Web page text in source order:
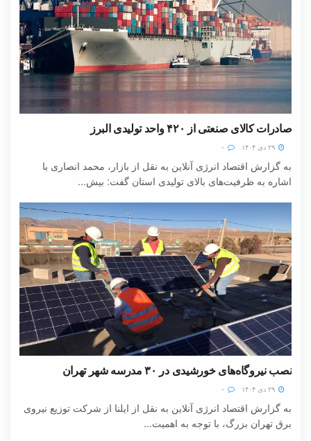
صادرات کالای صنعتی از ۴۲۰ واحد تولیدی البرز
به گزارش اقتصاد انرژی آنلاین به نقل از بازار، محمد انصاری با
اشاره به ظرفیت‌های بالای تولیدی استان گفت: بیش...
نصب نیروگاه‌های خورشیدی در ۳۰ مدرسه شهر تهران
به گزارش اقتصاد انرژی آنلاین به نقل از ایلنا از شرکت توزیع نیروی
برق تهران بزرگ، با توجه به اهمیت...